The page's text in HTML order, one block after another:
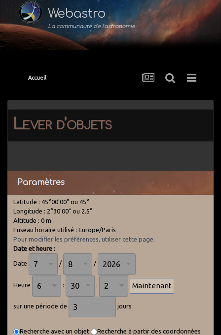
Webastro
La communauté de l'astronomie
Accueil
Lever d'objets
Paramètres
Latitude : 45°00'00" ou 45°
Longitude : 2°30'00" ou 2.5°
Altitude : 0 m
Fuseau horaire utilisé : Europe/Paris
Pour modifier les préférences, utiliser cette page.
Date et heure :
Date / /
Heure : :
sur une période de jours
Recherche avec un objet Recherche à partir des coordonnées